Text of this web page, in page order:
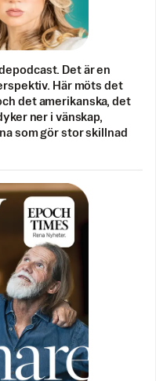
Det är en
Här möts det
det amerikanska, det
ner i vänskap,
som gör stor skillnad